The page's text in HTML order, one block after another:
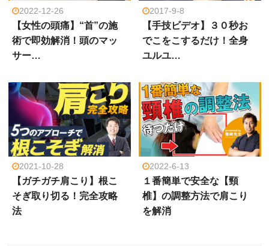
2022-12-26
【女性の頭痛】“首”の施
術で即効解消！頭のマッ
サー…
2017-9-8
【手技ビデオ】３０秒お
でこをこするだけ！全身
ユルユ…
2021-10-28
【ガチガチ肩こり】根こ
そぎ取り切る！完全攻略
法
2022-6-13
１番簡単で安全な【頸
椎】の調整方法で肩こり
を解消